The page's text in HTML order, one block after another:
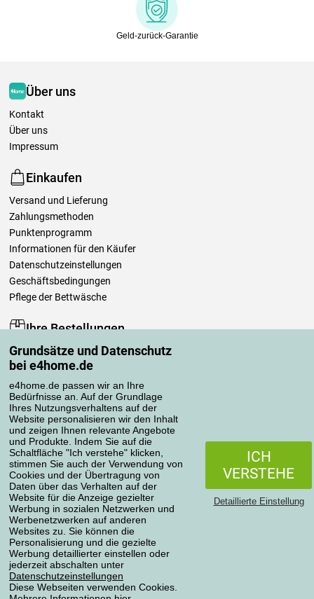
Grundsätze und Datenschutz
bei e4home.de
e4home.de passen wir an Ihre
Bedürfnisse an. Auf der Grundlage
Ihres Nutzungsverhaltens auf der
Website personalisieren wir den Inhalt
und zeigen Ihnen relevante Angebote
und Produkte. Indem Sie auf die
Schaltfläche "Ich verstehe" klicken,
stimmen Sie auch der Verwendung von
Cookies und der Übertragung von
Daten über das Verhalten auf der
Website für die Anzeige gezielter
Werbung in sozialen Netzwerken und
Werbenetzwerken auf anderen
Websites zu. Sie können die
Personalisierung und die gezielte
Werbung detaillierter einstellen oder
jederzeit abschalten unter
Datenschutzeinstellungen
Diese Webseiten verwenden Cookies.
ICH
VERSTEHE
Detaillierte Einstellung
Geld-zurück-Garantie
Über uns
Kontakt
Über uns
Impressum
Einkaufen
Versand und Lieferung
Zahlungsmethoden
Punktenprogramm
Informationen für den Käufer
Datenschutzeinstellungen
Geschäftsbedingungen
Pflege der Bettwäsche
Ihre Bestellungen
Mein Konto
Bestellübersicht
Reklamationen
Widerrufsbelehrung
Einfach mehr wissen
Richtlinien zur Verarbeitung von Bewertungen
Transportarten
Zahlungsmethoden
Zuverlässiger Shop